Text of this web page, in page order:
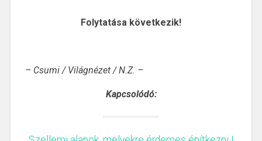
Folytatása következik!
– Csumi / Világnézet / N.Z. –
Kapcsolódó: